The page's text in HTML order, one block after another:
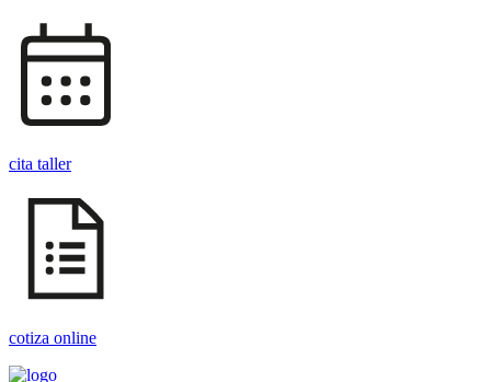
cita taller
cotiza online